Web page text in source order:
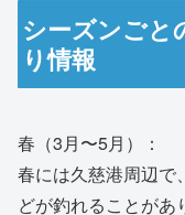
シーズンごと
り情報
春（3月〜5月）：
春には久慈港周辺で
どが釣れることが